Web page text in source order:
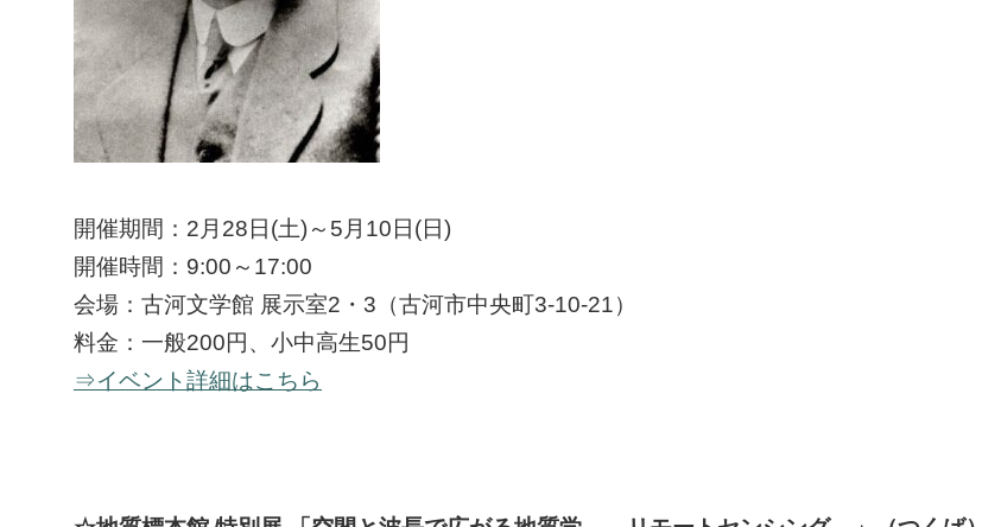
開催期間：2月28日(土)～5月10日(日)
開催時間：9:00～17:00
会場：古河文学館 展示室2・3（古河市中央町3-10-21）
料金：一般200円、小中高生50円
⇒イベント詳細はこちら